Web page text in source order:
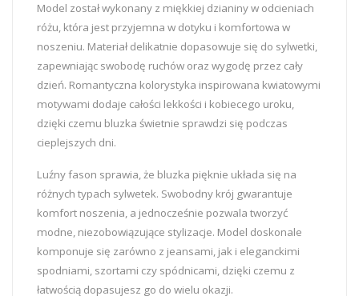
Model został wykonany z miękkiej dzianiny w odcieniach
różu, która jest przyjemna w dotyku i komfortowa w
noszeniu. Materiał delikatnie dopasowuje się do sylwetki,
zapewniając swobodę ruchów oraz wygodę przez cały
dzień. Romantyczna kolorystyka inspirowana kwiatowymi
motywami dodaje całości lekkości i kobiecego uroku,
dzięki czemu bluzka świetnie sprawdzi się podczas
cieplejszych dni.
Luźny fason sprawia, że bluzka pięknie układa się na
różnych typach sylwetek. Swobodny krój gwarantuje
komfort noszenia, a jednocześnie pozwala tworzyć
modne, niezobowiązujące stylizacje. Model doskonale
komponuje się zarówno z jeansami, jak i eleganckimi
spodniami, szortami czy spódnicami, dzięki czemu z
łatwością dopasujesz go do wielu okazji.